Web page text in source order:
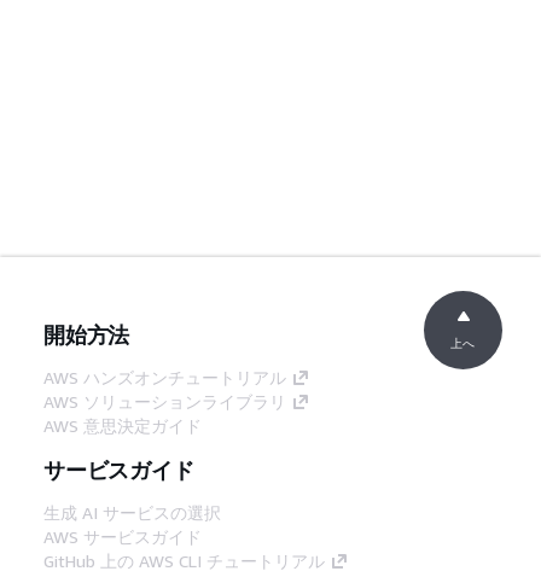
開始方法
AWS ハンズオンチュートリアル
AWS ソリューションライブラリ
AWS 意思決定ガイド
サービスガイド
生成 AI サービスの選択
AWS サービスガイド
GitHub 上の AWS CLI チュートリアル
上へ